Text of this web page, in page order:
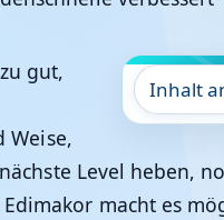
Inhalt
gut,
Weise,
Level heben,
macht es